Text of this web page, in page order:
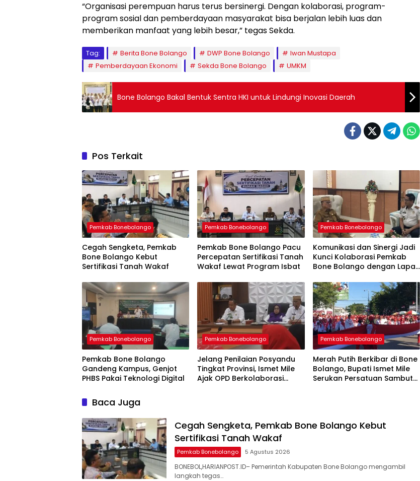
​“Organisasi perempuan harus terus bersinergi. Dengan kolaborasi, program-
program sosial dan pemberdayaan masyarakat bisa berjalan lebih luas dan
memberikan manfaat yang lebih besar,” tegas Sekda.
Tag: Berita Bone Bolango DWP Bone Bolango
Iwan Mustapa
Pemberdayaan Ekonomi
Sekda Bone Bolango UMKM
Bone Bolango Bakal Bentuk Sentra HKI untuk Lindungi Inovasi Daerah
Pos Terkait
Pemkab Bonebolango
Cegah Sengketa, Pemkab
Bone Bolango Kebut
Sertifikasi Tanah Wakaf
Pemkab Bonebolango
Pemkab Bone Bolango Pacu
Percepatan Sertifikasi Tanah
Wakaf Lewat Program Isbat
Pemkab Bonebolango
Komunikasi dan Sinergi Jadi
Kunci Kolaborasi Pemkab
Bone Bolango dengan Lapas
Pemkab Bonebolango
Pemkab Bone Bolango
Gandeng Kampus, Genjot
PHBS Pakai Teknologi Digital
Pemkab Bonebolango
Jelang Penilaian Posyandu
Tingkat Provinsi, Ismet Mile
Ajak OPD Berkolaborasi
Pemkab Bonebolango
Merah Putih Berkibar di Bone
Bolango, Bupati Ismet Mile
Serukan Persatuan Sambut
Baca Juga
Cegah Sengketa, Pemkab Bone Bolango Kebut
Sertifikasi Tanah Wakaf
Pemkab Bonebolango 5 Agustus 2026
BONEBOL,HARIANPOST.ID– Pemerintah Kabupaten Bone Bolango mengambil
langkah tegas…